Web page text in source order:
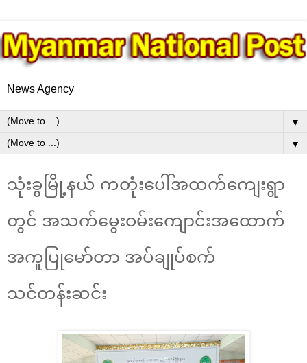
News Agency
▼
▼
သုံးခွမြို့နယ် ကတုံးပေါ်အထက်ကျေးရွာ
တွင် အသက်မွေးဝမ်းကျောင်းအထောက်
အကူပြုမော်တာ အပ်ချုပ်စက်
သင်တန်းဆင်း